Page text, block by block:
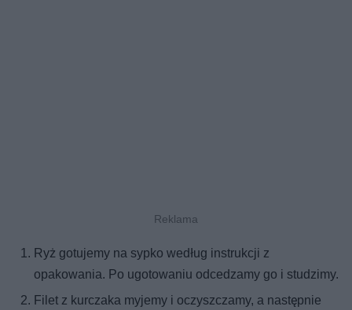
Ryż gotujemy na sypko według instrukcji z
opakowania. Po ugotowaniu odcedzamy go i studzimy.
Filet z kurczaka myjemy i oczyszczamy, a następnie